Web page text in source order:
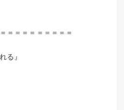
＝＝＝＝＝＝＝＝＝
る』